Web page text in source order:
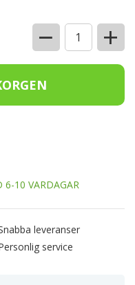
− +
6-10 VARDAGAR
leveranser
service